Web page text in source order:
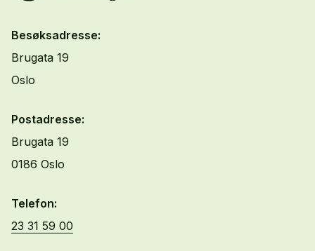
Besøksadresse:
Brugata 19
Oslo
Postadresse:
Brugata 19
0186 Oslo
Telefon:
23 31 59 00